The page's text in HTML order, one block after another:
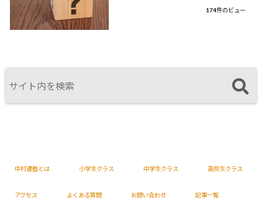
174件のビュー
中村適塾とは 小学生クラス 中学生クラス 高校生クラス
アクセス よくある質問 お問い合わせ 記事一覧